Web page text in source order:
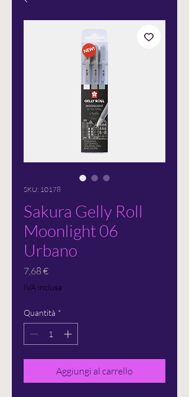
SKU: 10178
Sakura Gelly Roll
Moonlight 06
Urbano
7,68 €Prezzo
IVA inclusa
Quantità *
Aggiungi al carrello